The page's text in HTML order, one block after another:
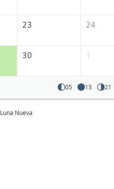
23 24
30 1
05 13 21
Luna Nueva